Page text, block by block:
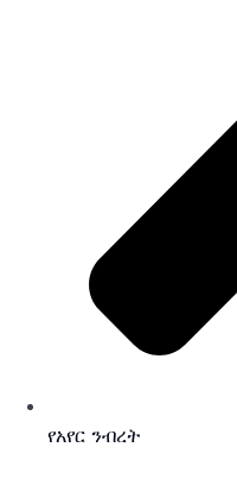
የአየር ንብረት